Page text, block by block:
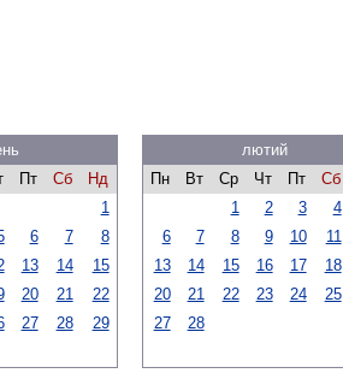
Пт Сб
Нд
1
6 7
8
13 14
15
20 21
22
27 28
29
лютий
Пн
Вт Ср Чт Пт Сб
1
2 3 4
6
7 8 9 10 11
13
14 15 16 17 18
20
21 22 23 24 25
27
28